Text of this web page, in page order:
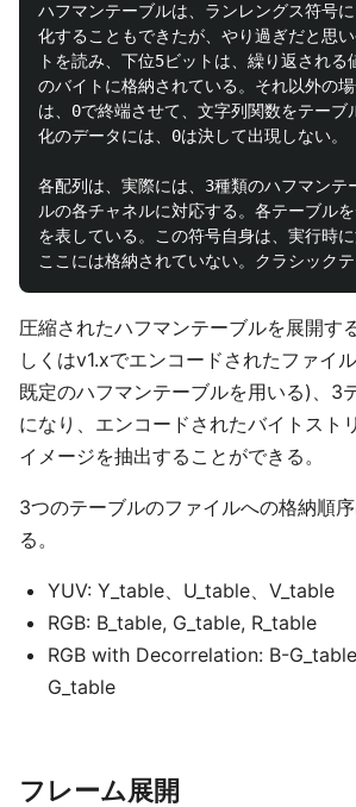
ハフマンテーブルは、ランレングス符号
化することもできたが、やり過ぎだと思
トを読み、下位5ビットは、繰り返され
のバイトに格納されている。それ以外の
は、0で終端させて、文字列関数をテー
化のデータには、0は決して出現しない。
各配列は、実際には、3種類のハフマンテ
ルの各チャネルに対応する。各テーブル
を表している。この符号自身は、実行時
圧縮されたハフマンテーブルを展開す
しくはv1.xでエンコードされたファイル
既定のハフマンテーブルを用いる)、3
になり、エンコードされたバイトスト
イメージを抽出することができる。
3つのテーブルのファイルへの格納順
る。
YUV: Y_table、U_table、V_table
RGB: B_table, G_table, R_table
RGB with Decorrelation: B-
G_table
フレーム展開